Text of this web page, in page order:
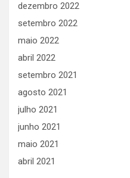
dezembro 2022
setembro 2022
maio 2022
abril 2022
setembro 2021
agosto 2021
julho 2021
junho 2021
maio 2021
abril 2021